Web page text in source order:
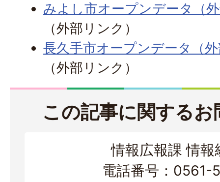
みよし市オープンデータ（
（外部リンク）
長久手市オープンデータ（
（外部リンク）
この記事に関する
情報広報課 情報
電話番号：0561-